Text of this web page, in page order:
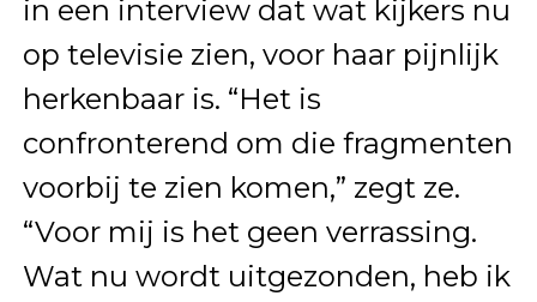
in een interview dat wat kijkers nu
op televisie zien, voor haar pijnlijk
herkenbaar is. “Het is
confronterend om die fragmenten
voorbij te zien komen,” zegt ze.
“Voor mij is het geen verrassing.
Wat nu wordt uitgezonden, heb ik